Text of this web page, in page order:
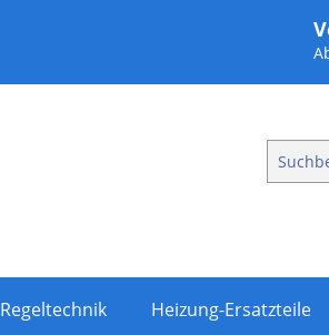
Regeltechnik Heizung-Ersatzteile